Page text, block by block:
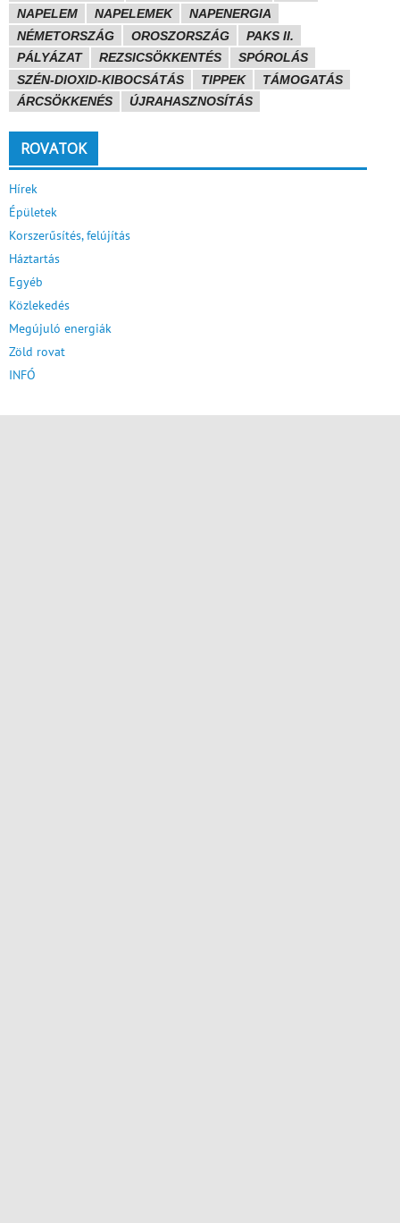
NAPELEM
NAPELEMEK
NAPENERGIA
NÉMETORSZÁG
OROSZORSZÁG
PAKS II.
PÁLYÁZAT
REZSICSÖKKENTÉS
SPÓROLÁS
SZÉN-DIOXID-KIBOCSÁTÁS
TIPPEK
TÁMOGATÁS
ÁRCSÖKKENÉS
ÚJRAHASZNOSÍTÁS
ROVATOK
Hírek
Épületek
Korszerűsítés, felújítás
Háztartás
Egyéb
Közlekedés
Megújuló energiák
Zöld rovat
INFÓ